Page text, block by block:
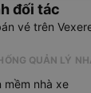
đối tác
vé trên
QUẢN LÝ
mềm nhà xe